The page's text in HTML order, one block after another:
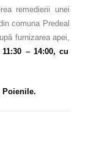
remedierii unei
comuna Predeal
furnizarea apei,
– 14:00, cu
Poienile.